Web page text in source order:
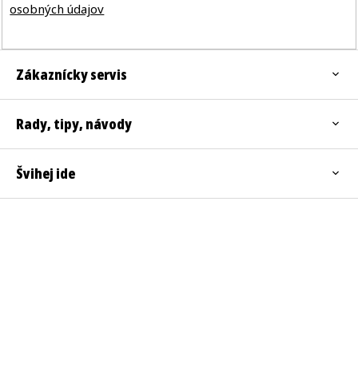
osobných údajov
Zákaznícky servis
Rady, tipy, návody
Švihej ide